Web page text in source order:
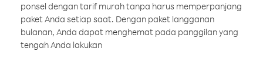
ponsel dengan tarif murah tanpa harus memperpanjang
paket Anda setiap saat. Dengan paket langganan
bulanan, Anda dapat menghemat pada panggilan yang
tengah Anda lakukan